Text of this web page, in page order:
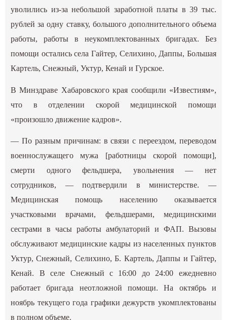
уволились из-за небольшой заработной платы в 39 тыс.
рублей за одну ставку, большого дополнительного объема
работы, работы в неукомплектованных бригадах. Без
помощи остались села Гайтер, Селихино, Даппы, Большая
Картель, Снежный, Уктур, Кенай и Гурское.
В Минздраве Хабаровского края сообщили «Известиям»,
что в отделении скорой медицинской помощи
«произошло движение кадров».
— По разным причинам: в связи с переездом, переводом
военнослужащего мужа [работницы скорой помощи],
смерти одного фельдшера, увольнения — нет
сотрудников, — подтвердили в министерстве. —
Медицинская помощь населению оказывается
участковыми врачами, фельдшерами, медицинскими
сестрами в часы работы амбулаторий и ФАП. Вызовы
обслуживают медицинские кадры из населенных пунктов
Уктур, Снежный, Селихино, Б. Картель, Даппы и Гайтер,
Кенай. В селе Снежный с 16:00 до 24:00 ежедневно
работает бригада неотложной помощи. На октябрь и
ноябрь текущего года графики дежурств укомплектованы
в полном объеме.